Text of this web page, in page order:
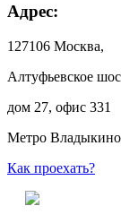
Адрес:
127106 Москва,
Алтуфьевское
дом 27, офис 331
Метро Владыкино
Как проехать?